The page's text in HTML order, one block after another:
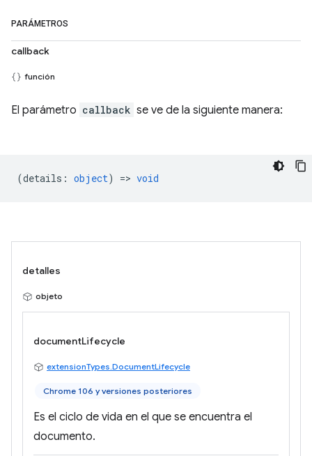
PARÁMETROS
callback
función
El parámetro callback se ve de la siguiente manera:
(details : object) => void
detalles
objeto
documentLifecycle
extensionTypes.DocumentLifecycle
Chrome 106 y versiones posteriores
Es el ciclo de vida en el que se encuentra el
documento.